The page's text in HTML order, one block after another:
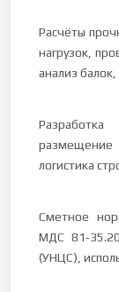
Расчёты
нагрузок,
анализ
логистика
Сметное
МДС
(УНЦС),